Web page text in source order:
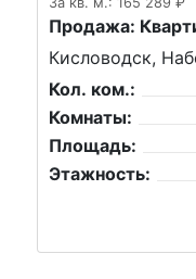
Продажа:
Кисловодск,
Кол. ком.:
Комнаты:
Площадь:
Этажность: